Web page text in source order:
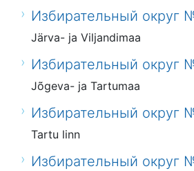
Избирательный округ
Järva- ja Viljandimaa
Избирательный округ
Jõgeva- ja Tartumaa
Избирательный округ
Tartu linn
Избирательный округ